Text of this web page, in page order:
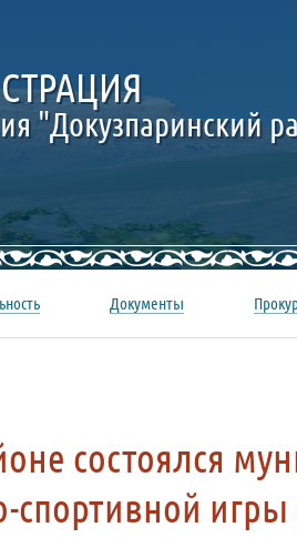
состоялся
спортивной
"Докузпаринский
Документы